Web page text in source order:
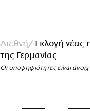
Διεθνή
Εκλογή νέας
της Γερμανίας
Οι υποψηφιότητες είναι